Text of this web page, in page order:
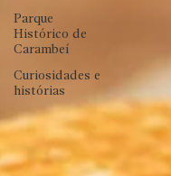
Parque
Histórico de
Carambeí
Curiosidades e
histórias